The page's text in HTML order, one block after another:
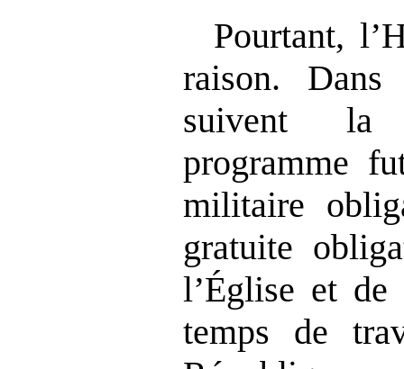
Pourtant,
raison.
suivent la
programme
militaire
gratuite
l’Église et
temps de